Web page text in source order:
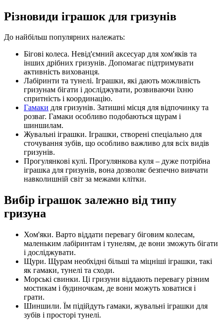
Різновиди іграшок для гризунів
До найбільш популярних належать:
Бігові колеса. Невід'ємний аксесуар для хом'яків та
інших дрібних гризунів. Допомагає підтримувати
активність вихованця.
Лабіринти та тунелі. Іграшки, які дають можливість
гризунам бігати і досліджувати, розвиваючи їхню
спритність і координацію.
Гамаки для гризунів. Затишні місця для відпочинку та
розваг. Гамаки особливо подобаються щурам і
шиншилам.
Жувальні іграшки. Іграшки, створені спеціально для
сточування зубів, що особливо важливо для всіх видів
гризунів.
Прогулянкові кулі. Прогулянкова куля – дуже потрібна
іграшка для гризунів, вона дозволяє безпечно вивчати
навколишній світ за межами клітки.
Вибір іграшок залежно від типу
гризуна
Хом'яки. Варто віддати перевагу біговим колесам,
маленьким лабіринтам і тунелям, де вони зможуть бігати
і досліджувати.
Щури. Щурам необхідні більші та міцніші іграшки, такі
як гамаки, тунелі та сходи.
Морські свинки. Ці гризуни віддають перевагу різним
мостикам і будиночкам, де вони можуть ховатися і
грати.
Шиншили. Їм підійдуть гамаки, жувальні іграшки для
зубів і просторі тунелі.